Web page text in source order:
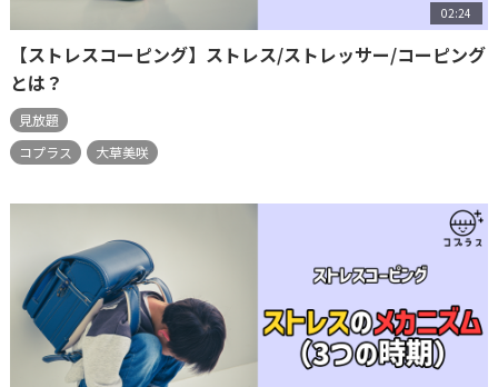
02:24
【ストレスコーピング】ストレス/ストレッサー/コーピング
とは？
見放題
コプラス
大草美咲